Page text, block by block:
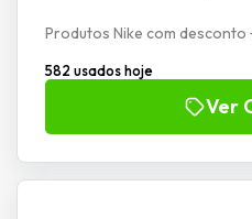
Produtos Nike com desconto
582 usados hoje
Ver